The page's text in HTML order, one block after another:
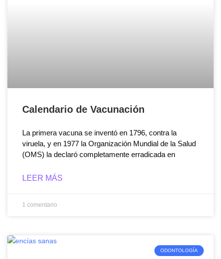
Calendario de Vacunación
La primera vacuna se inventó en 1796, contra la
viruela, y en 1977 la Organización Mundial de la Salud
(OMS) la declaró completamente erradicada en
LEER MÁS
1 comentario
ODONTOLOGÍA